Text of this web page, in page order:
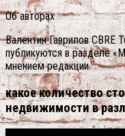
Об авторах
Валентин Гаврилов CBRE
публикуются в разделе
мнением редакции.
какое количество
недвижимости в